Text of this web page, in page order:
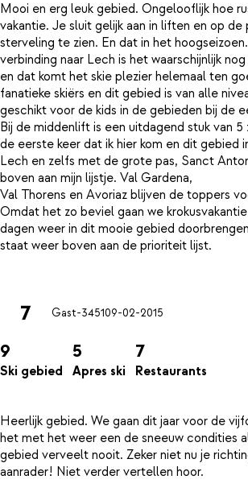
Mooi en erg leuk gebied. Ongelooflijk hoe
vakantie. Je sluit gelijk aan in liften en op de
sterveling te zien. En dat in het
verbinding naar Lech is het waarschijnlijk
en dat komt het skie plezier helemaal ten
fanatieke skiërs en dit gebied is van alle
geschikt voor de kids in de gebieden bij de
Bij de middenlift is een uitdagend stuk van
de eerste keer dat ik hier kom en dit gebied
Lech en zelfs met de grote pas, Sanct
boven aan mijn lijstje. Val Gardena,
Val Thorens en Avoriaz blijven de toppers
Omdat het zo beviel gaan we
dagen weer in dit mooie gebied
staat weer boven aan de prioriteit lijst.
7 Gast-345109-02-2015
9
Ski gebied
5
Apres ski
7
Restaurants
Heerlijk gebied. We gaan dit jaar voor de
het met het weer een de sneeuw condities
gebied verveelt nooit. Zeker niet nu je